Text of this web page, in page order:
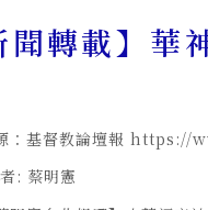
聞轉載】
：基督教論壇報
: 蔡明憲